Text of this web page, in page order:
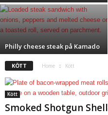
Philly cheese steak på Kamado
KÖTT Home Kött
Kött
Smoked Shotgun